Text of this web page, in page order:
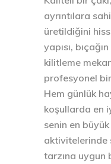
ayrıntılara
üretildiğini
yapısı,
kilitleme
profesyonel
Hem günlük
koşullarda en
senin en
aktivitelerinde
tarzına uygun